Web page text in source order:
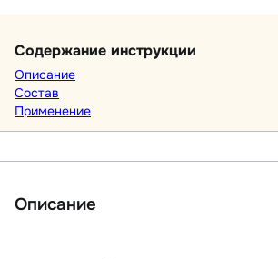
Содержание инструкции
Описание
Состав
Применение
Описание